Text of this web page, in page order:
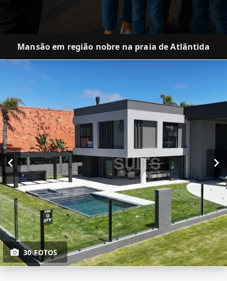
Mansão em região nobre na praia de Atlântida
30 FOTOS